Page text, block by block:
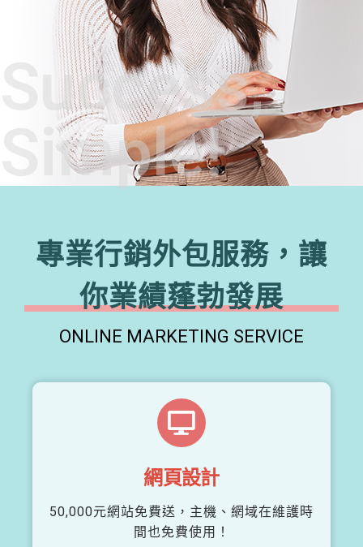
Success,
Simple!
專業行銷外包服務，讓
你業績蓬勃發展
ONLINE MARKETING SERVICE
網頁設計
50,000元網站免費送，主機、網域在維護時
間也免費使用！